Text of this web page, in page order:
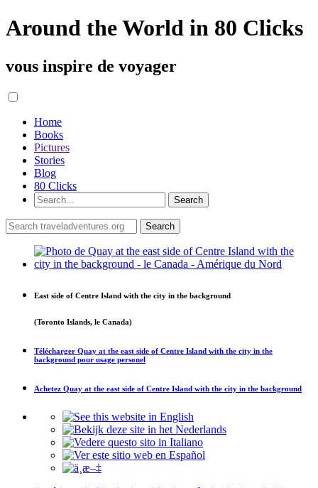
Around the World in 80 Clicks
vous inspire de voyager
Home
Books
Pictures
Stories
Blog
80 Clicks
East side of Centre Island with the city in the background
(Toronto Islands, le Canada)
Télécharger Quay at the east side of Centre Island with the city in the
background pour usage personel
Achetez Quay at the east side of Centre Island with the city in the background